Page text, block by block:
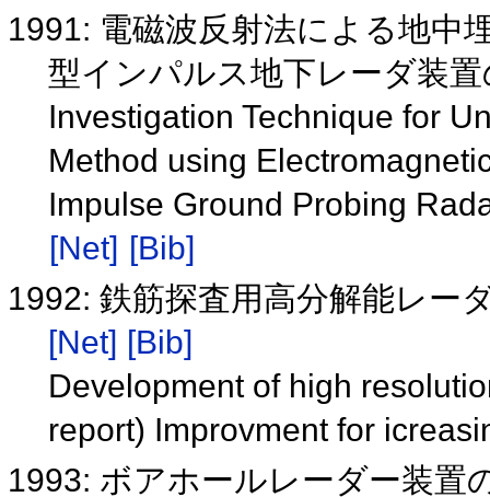
1991: 電磁波反射法による地中
型インパルス地下レーダ装
Investigation Technique for
Method using
Impulse Ground Probing
[Net] [Bib]
1992: 鉄筋探査用高分解能レー
[Net] [Bib]
Development of high
report) Improvment for
1993: ボアホールレーダー装置